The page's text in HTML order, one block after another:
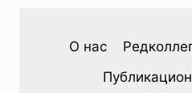
МЕТОДЫ
В
О нас